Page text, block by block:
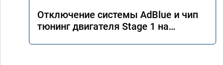
Отключение системы AdBlue и чип
тюнинг двигателя Stage 1 на